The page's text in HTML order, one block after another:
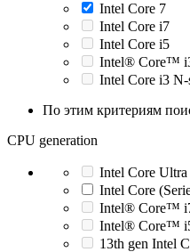
Intel Core 7
Intel Core i7
Intel Core i5
Intel® Core™
Intel Core i3 N-
По этим критериям
CPU generation
Intel Core Ultra
Intel Core
Intel® Core™
Intel® Core™
13th gen Intel